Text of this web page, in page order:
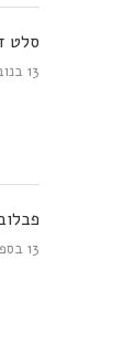
סלט
13 בנובמבר 2025
13 בספטמבר 2025